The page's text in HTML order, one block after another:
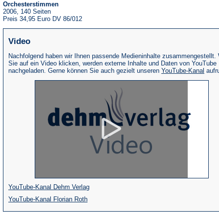
Orchesterstimmen
2006, 140 Seiten
Preis 34,95 Euro DV 86/012
Video
Nachfolgend haben wir Ihnen passende Medieninhalte zusammengestellt.
Sie auf ein Video klicken, werden externe Inhalte und Daten von YouTube
nachgeladen. Gerne können Sie auch gezielt unseren YouTube-Kanal
YouTube-Kanal Dehm Verlag(Öffnet
einem
YouTube-Kanal Florian Roth(Öffnet
in